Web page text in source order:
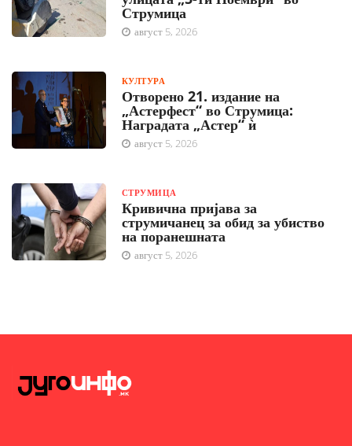
Струмица
август 5, 2026
КУЛТУРА
Отворено 21. издание на
„Астерфест“ во Струмица:
Наградата „Астер“ ѝ
август 5, 2026
СТРУМИЦА
Кривична пријава за
струмичанец за обид за убиство
на поранешната
август 5, 2026